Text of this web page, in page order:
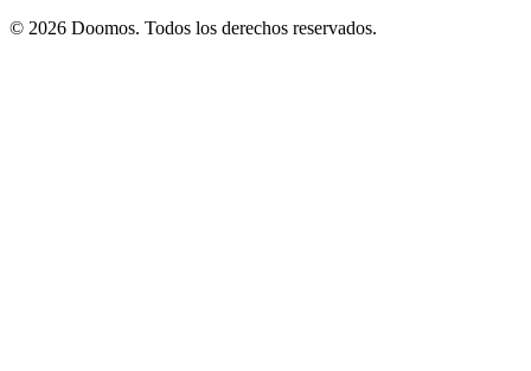
© 2026 Doomos. Todos los derechos reservados.